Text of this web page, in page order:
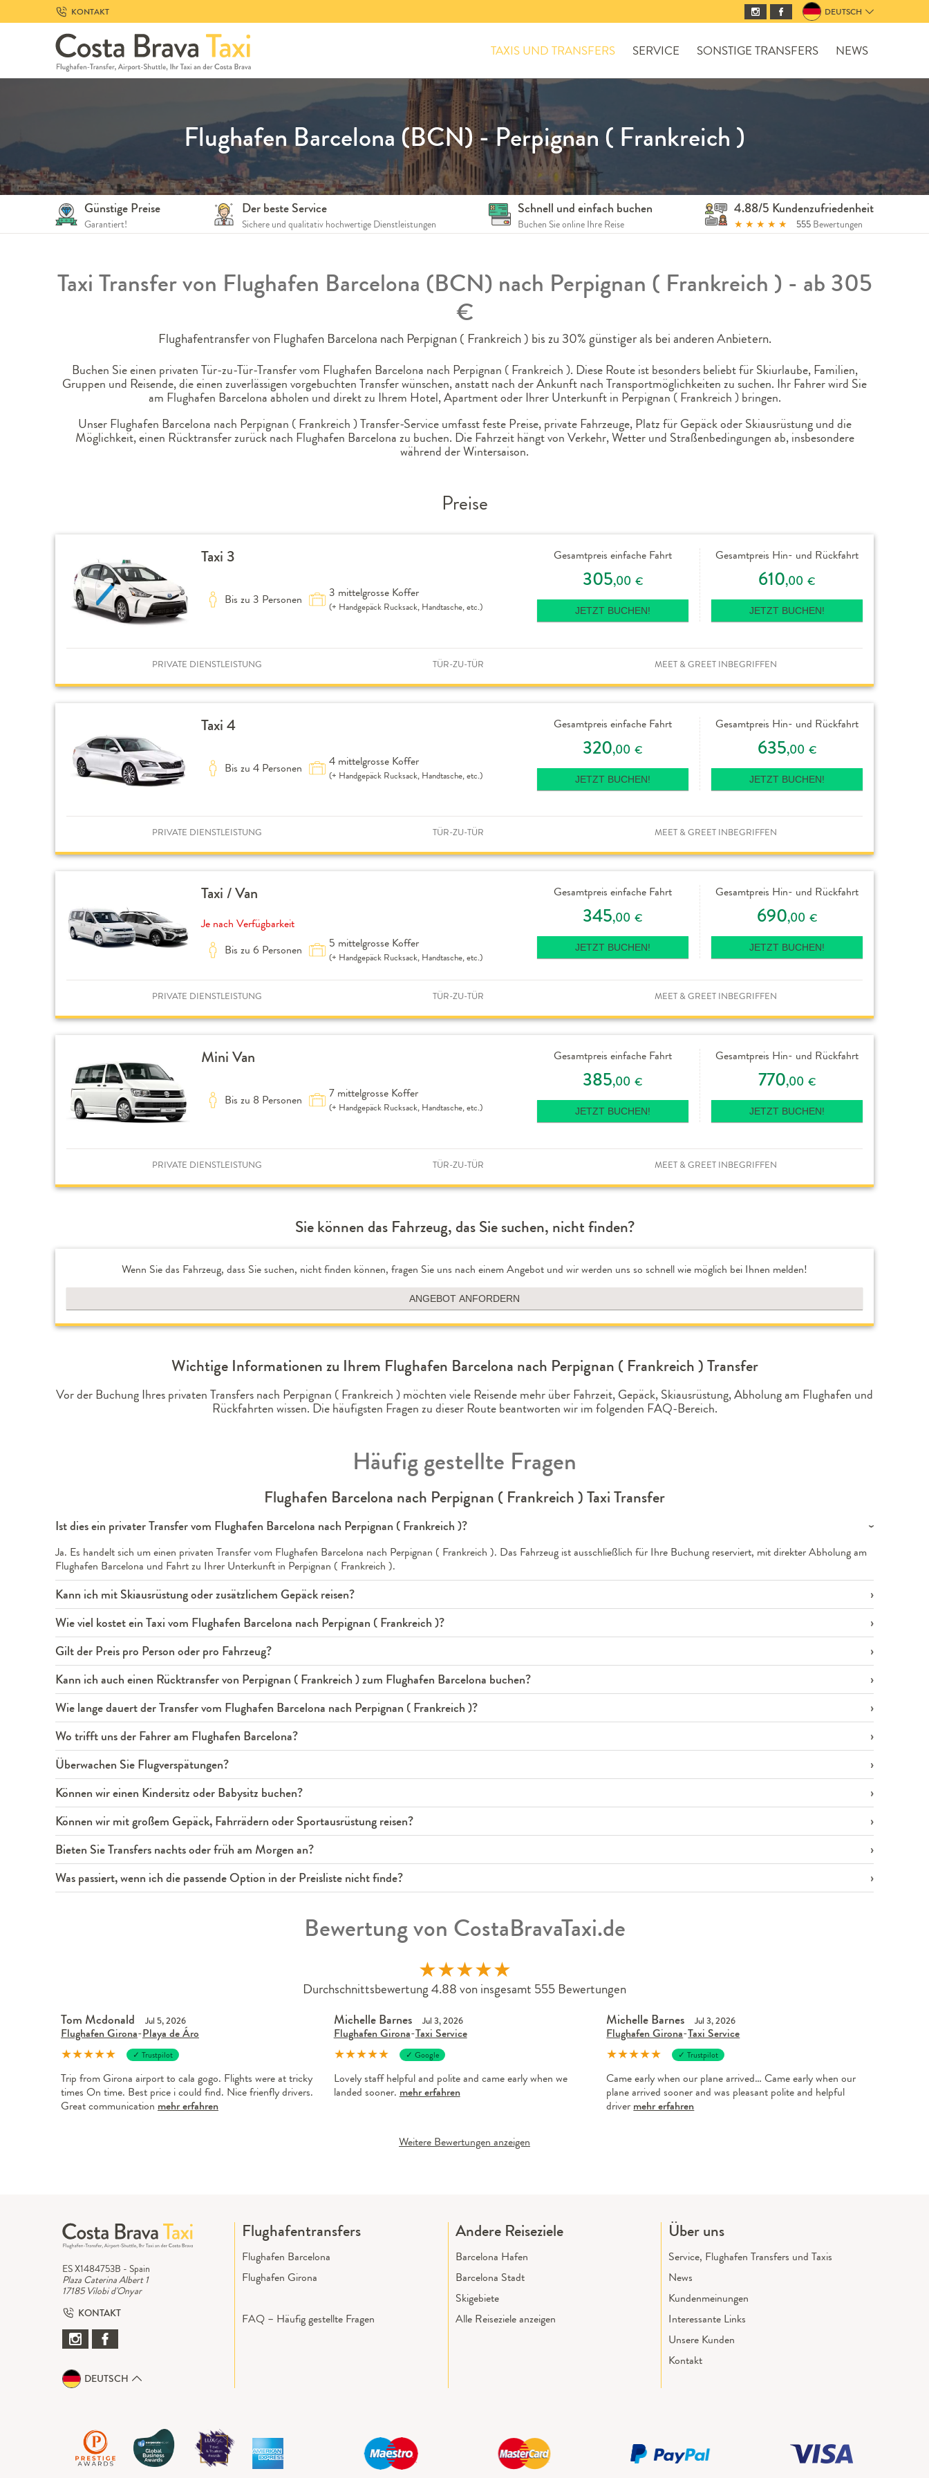
to
content
KONTAKT DEUTSCH
TAXIS UND TRANSFERS SERVICE SONSTIGE TRANSFERS NEWS
Günstige Preise
Garantiert!
Der beste Service
Sichere und qualitativ hochwertige Dienstleistungen
Schnell und einfach buchen
Buchen Sie online Ihre Reise
4.88/5 Kundenzufriedenheit
★ ★ ★ ★ ★ 555 Bewertungen
Flughafen Barcelona (BCN) - Perpignan ( Frankreich )
Taxi Transfer von Flughafen Barcelona (BCN) nach Perpignan ( Frankreich ) - ab 305
€
Flughafentransfer von Flughafen Barcelona nach Perpignan ( Frankreich ) bis zu 30% günstiger als bei anderen Anbietern.
Buchen Sie einen privaten Tür-zu-Tür-Transfer vom Flughafen Barcelona nach Perpignan ( Frankreich ). Diese Route ist besonders beliebt für Skiurlaube, Familien,
Gruppen und Reisende, die einen zuverlässigen vorgebuchten Transfer wünschen, anstatt nach der Ankunft nach Transportmöglichkeiten zu suchen. Ihr Fahrer wird Sie
am Flughafen Barcelona abholen und direkt zu Ihrem Hotel, Apartment oder Ihrer Unterkunft in Perpignan ( Frankreich ) bringen.
Unser Flughafen Barcelona nach Perpignan ( Frankreich ) Transfer-Service umfasst feste Preise, private Fahrzeuge, Platz für Gepäck oder Skiausrüstung und die
Möglichkeit, einen Rücktransfer zurück nach Flughafen Barcelona zu buchen. Die Fahrzeit hängt von Verkehr, Wetter und Straßenbedingungen ab, insbesondere
während der Wintersaison.
Preise
Taxi 3
Bis zu 3 Personen 3 mittelgrosse Koffer
(+ Handgepäck Rucksack, Handtasche, etc.)
Gesamtpreis einfache Fahrt
305,00 €
JETZT BUCHEN!
Gesamtpreis Hin- und Rückfahrt
610,00 €
JETZT BUCHEN!
PRIVATE DIENSTLEISTUNG TÜR-ZU-TÜR MEET & GREET INBEGRIFFEN
Taxi 4
Bis zu 4 Personen 4 mittelgrosse Koffer
(+ Handgepäck Rucksack, Handtasche, etc.)
Gesamtpreis einfache Fahrt
320,00 €
JETZT BUCHEN!
Gesamtpreis Hin- und Rückfahrt
635,00 €
JETZT BUCHEN!
PRIVATE DIENSTLEISTUNG TÜR-ZU-TÜR MEET & GREET INBEGRIFFEN
Taxi / Van
Je nach Verfügbarkeit
Bis zu 6 Personen
5 mittelgrosse Koffer
(+ Handgepäck Rucksack, Handtasche, etc.)
Gesamtpreis einfache Fahrt
345,00 €
JETZT BUCHEN!
Gesamtpreis Hin- und Rückfahrt
690,00 €
JETZT BUCHEN!
PRIVATE DIENSTLEISTUNG TÜR-ZU-TÜR MEET & GREET INBEGRIFFEN
Mini Van
Bis zu 8 Personen 7 mittelgrosse Koffer
(+ Handgepäck Rucksack, Handtasche, etc.)
Gesamtpreis einfache Fahrt
385,00 €
JETZT BUCHEN!
Gesamtpreis Hin- und Rückfahrt
770,00 €
JETZT BUCHEN!
PRIVATE DIENSTLEISTUNG TÜR-ZU-TÜR MEET & GREET INBEGRIFFEN
Sie können das Fahrzeug, das Sie suchen, nicht finden?
Wenn Sie das Fahrzeug, dass Sie suchen, nicht finden können, fragen Sie uns nach einem Angebot und wir werden uns so schnell wie möglich bei Ihnen melden!
ANGEBOT ANFORDERN
Wichtige Informationen zu Ihrem Flughafen Barcelona nach Perpignan ( Frankreich ) Transfer
Vor der Buchung Ihres privaten Transfers nach Perpignan ( Frankreich ) möchten viele Reisende mehr über Fahrzeit, Gepäck, Skiausrüstung, Abholung am Flughafen und
Rückfahrten wissen. Die häufigsten Fragen zu dieser Route beantworten wir im folgenden FAQ-Bereich.
Häufig gestellte Fragen
Flughafen Barcelona nach Perpignan ( Frankreich ) Taxi Transfer
Ist dies ein privater Transfer vom Flughafen Barcelona nach Perpignan ( Frankreich )?
Ja. Es handelt sich um einen privaten Transfer vom Flughafen Barcelona nach Perpignan ( Frankreich ). Das Fahrzeug ist ausschließlich für Ihre Buchung reserviert, mit direkter Abholung am
Flughafen Barcelona und Fahrt zu Ihrer Unterkunft in Perpignan ( Frankreich ).
Kann ich mit Skiausrüstung oder zusätzlichem Gepäck reisen?
Wie viel kostet ein Taxi vom Flughafen Barcelona nach Perpignan ( Frankreich )?
Gilt der Preis pro Person oder pro Fahrzeug?
Kann ich auch einen Rücktransfer von Perpignan ( Frankreich ) zum Flughafen Barcelona buchen?
Wie lange dauert der Transfer vom Flughafen Barcelona nach Perpignan ( Frankreich )?
Wo trifft uns der Fahrer am Flughafen Barcelona?
Überwachen Sie Flugverspätungen?
Können wir einen Kindersitz oder Babysitz buchen?
Können wir mit großem Gepäck, Fahrrädern oder Sportausrüstung reisen?
Bieten Sie Transfers nachts oder früh am Morgen an?
Was passiert, wenn ich die passende Option in der Preisliste nicht finde?
Bewertung von CostaBravaTaxi.de
★★★★★
Durchschnittsbewertung 4.88 von insgesamt 555 Bewertungen
Tom Mcdonald Jul 5, 2026
Flughafen Girona-Playa de Áro
★★★★★ ✓ Trustpilot
Trip from Girona airport to cala gogo. Flights were at tricky
times On time. Best price i could find. Nice frienfly drivers.
Great communication mehr erfahren
Michelle Barnes Jul 3, 2026
Flughafen Girona-Taxi Service
★★★★★ ✓ Google
Lovely staff helpful and polite and came early when we
landed sooner. mehr erfahren
Michelle Barnes Jul 3, 2026
Flughafen Girona-Taxi Service
★★★★★ ✓ Trustpilot
Came early when our plane arrived… Came early when our
plane arrived sooner and was pleasant polite and helpful
driver mehr erfahren
Weitere Bewertungen anzeigen
ES X1484753B - Spain
Plaza Caterina Albert 1
17185 Vilobi d'Onyar
KONTAKT
DEUTSCH
Flughafentransfers
Flughafen Barcelona
Flughafen Girona
FAQ – Häufig gestellte Fragen
Andere Reiseziele
Barcelona Hafen
Barcelona Stadt
Skigebiete
Alle Reiseziele anzeigen
Über uns
Service, Flughafen Transfers und Taxis
News
Kundenmeinungen
Interessante Links
Unsere Kunden
Kontakt